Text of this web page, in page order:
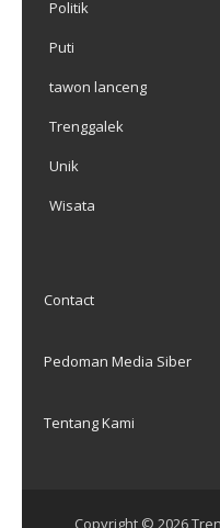
Politik
Puti
tawon lanceng
Trenggalek
Unik
Wisata
Contact
Pedoman Media Siber
Tentang Kami
Copyright © 2026